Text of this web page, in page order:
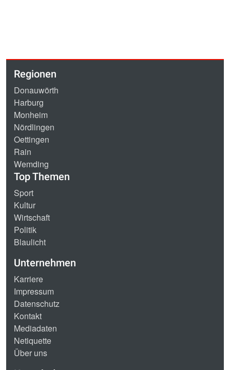
Regionen
Donauwörth
Harburg
Monheim
Nördlingen
Oettingen
Rain
Wemding
Top Themen
Sport
Kultur
Wirtschaft
Politik
Blaulicht
Unternehmen
Karriere
Impressum
Datenschutz
Kontakt
Mediadaten
Netiquette
Über uns